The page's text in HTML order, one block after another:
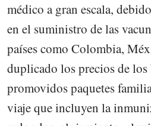
médico a gran escala,
en el suministro de las
países como Colombia,
duplicado los precios de
promovidos paquetes
viaje que incluyen la